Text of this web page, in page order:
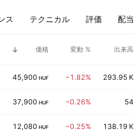
ス テクニカル 評価 配当
価格 変動 % 出来高
45,900 HUF −1.82% 293.95 K
37,900 HUF −0.26% 54
12,080 HUF −0.25% 138.19 K